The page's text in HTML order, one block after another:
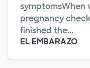
symptomsWhen
pregnancy
finished the...
EL EMBARAZO